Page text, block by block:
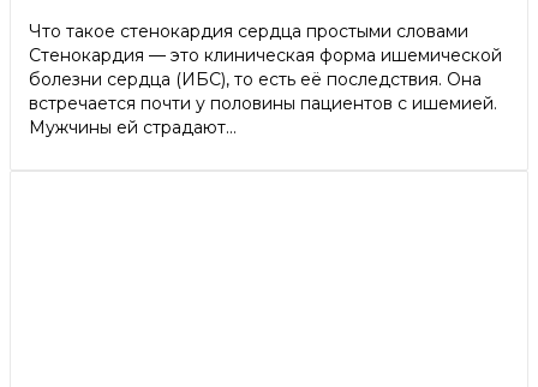
Что такое стенокардия сердца простыми словами
Стенокардия — это клиническая форма ишемической
болезни сердца (ИБС), то есть её последствия. Она
встречается почти у половины пациентов с ишемией.
Мужчины ей страдают...